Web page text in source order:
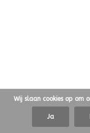
Wij slaan cookies op om
Ja